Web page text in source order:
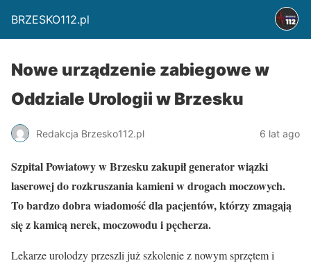
BRZESKO112.pl
Nowe urządzenie zabiegowe w
Oddziale Urologii w Brzesku
Redakcja Brzesko112.pl 6 lat ago
Szpital Powiatowy w Brzesku zakupił generator wiązki
laserowej do rozkruszania kamieni w drogach moczowych.
To bardzo dobra wiadomość dla pacjentów, którzy zmagają
się z kamicą nerek, moczowodu i pęcherza.
Lekarze urolodzy przeszli już szkolenie z nowym sprzętem i